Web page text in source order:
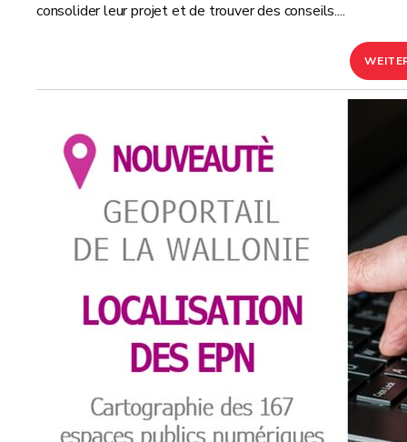
consolider leur projet et de trouver des conseils....